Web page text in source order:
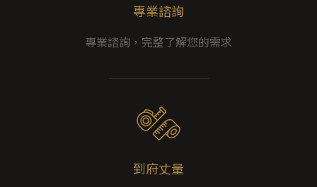
專業諮詢
專業諮詢，完整了解您的需求
到府丈量